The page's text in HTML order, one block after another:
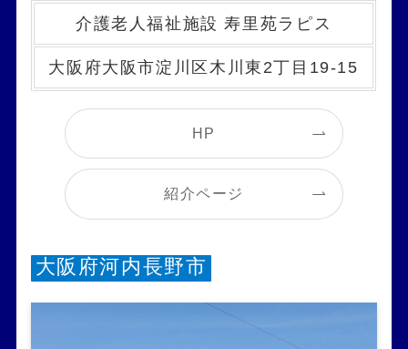
介護老人福祉施設 寿里苑ラピス
大阪府大阪市淀川区木川東2丁目19-15
HP
紹介ページ
大阪府河内長野市